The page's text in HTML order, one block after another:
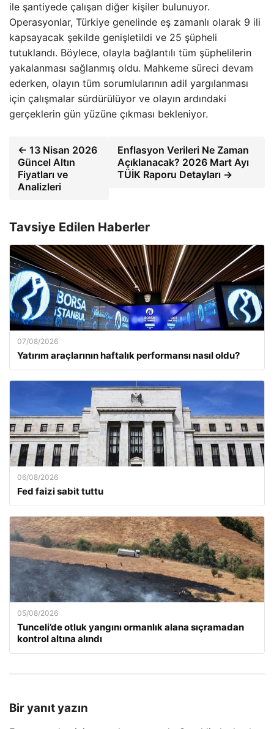
ile şantiyede çalışan diğer kişiler bulunuyor.
Operasyonlar, Türkiye genelinde eş zamanlı olarak 9 ili
kapsayacak şekilde genişletildi ve 25 şüpheli
tutuklandı. Böylece, olayla bağlantılı tüm şüphelilerin
yakalanması sağlanmış oldu. Mahkeme süreci devam
ederken, olayın tüm sorumlularının adil yargılanması
için çalışmalar sürdürülüyor ve olayın ardındaki
gerçeklerin gün yüzüne çıkması bekleniyor.
← 13 Nisan 2026
Güncel Altın
Fiyatları ve
Analizleri
Enflasyon Verileri Ne Zaman
Açıklanacak? 2026 Mart Ayı
TÜİK Raporu Detayları →
Tavsiye Edilen Haberler
07/08/2026
Yatırım araçlarının haftalık performansı nasıl oldu?
06/08/2026
Fed faizi sabit tuttu
05/08/2026
Tunceli’de otluk yangını ormanlık alana sıçramadan
kontrol altına alındı
Bir yanıt yazın